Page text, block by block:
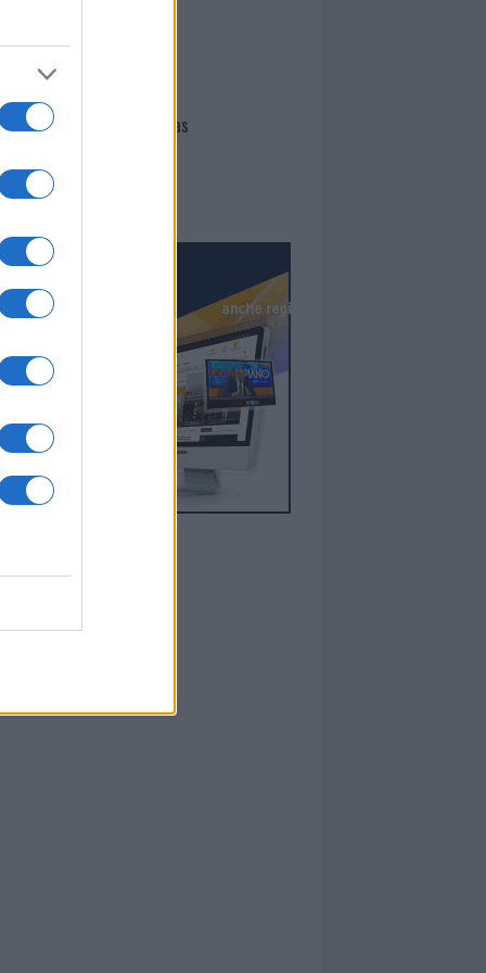
Giovannimaria Cabras